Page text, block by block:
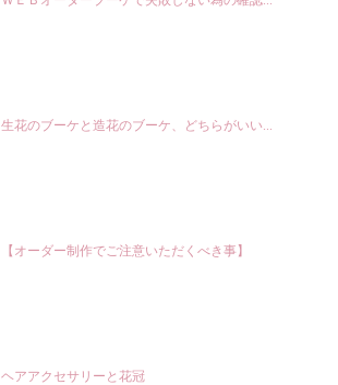
生花のブーケと造花のブーケ、どちらがいい...
【オーダー制作でご注意いただくべき事】
ヘアアクセサリーと花冠